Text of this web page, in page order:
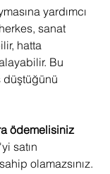
yardımcı
sanat
hatta
Bu
düştüğünü
ödemelisiniz
satın
olamazsınız.